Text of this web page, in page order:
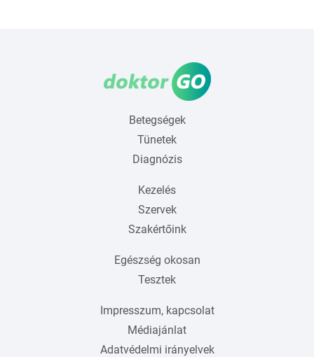
Betegségek
Tünetek
Diagnózis
Kezelés
Szervek
Szakértőink
Egészség okosan
Tesztek
Impresszum, kapcsolat
Médiajánlat
Adatvédelmi irányelvek